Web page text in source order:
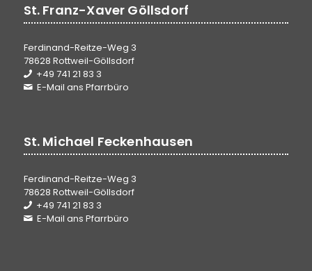
St. Franz-Xaver Göllsdorf
Ferdinand-Reitze-Weg 3
78628 Rottweil-Göllsdorf
+49 741 21 83 3
E-Mail ans Pfarrbüro
St. Michael Feckenhausen
Ferdinand-Reitze-Weg 3
78628 Rottweil-Göllsdorf
+49 741 21 83 3
E-Mail ans Pfarrbüro